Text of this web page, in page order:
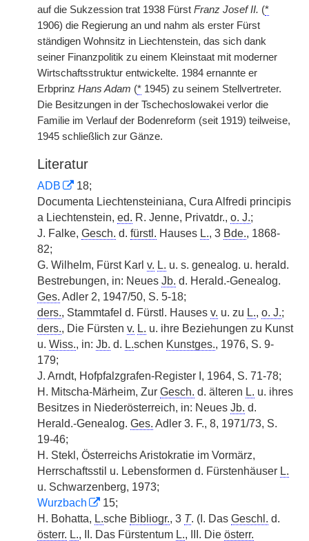
auf die Sukzession trat 1938 Fürst Franz Josef II. (*
1906) die Regierung an und nahm als erster Fürst
ständigen Wohnsitz in Liechtenstein, das sich dank
seiner Finanzpolitik zu einem Kleinstaat mit moderner
Wirtschaftsstruktur entwickelte. 1984 ernannte er
Erbprinz Hans Adam (* 1945) zu seinem Stellvertreter.
Die Besitzungen in der Tschechoslowakei verlor die
Familie im Verlauf der Bodenreform (seit 1919) teilweise,
1945 schließlich zur Gänze.
Literatur
ADB
18;
Documenta Liechtensteiniana, Cura Alfredi principis
a Liechtenstein, ed. R. Jenne, Privatdr., o. J.;
J. Falke, Gesch. d. fürstl. Hauses L., 3 Bde., 1868-
82;
G. Wilhelm, Fürst Karl v. L. u. s. genealog. u. herald.
Bestrebungen, in: Neues Jb. d. Herald.-Genealog.
Ges. Adler 2, 1947/50, S. 5-18;
ders., Stammtafel d. Fürstl. Hauses v. u. zu L., o. J.;
ders., Die Fürsten v. L. u. ihre Beziehungen zu Kunst
u. Wiss., in: Jb. d. L.schen Kunstges., 1976, S. 9-
179;
J. Arndt, Hofpfalzgrafen-Register I, 1964, S. 71-78;
H. Mitscha-Märheim, Zur Gesch. d. älteren L. u. ihres
Besitzes in Niederösterreich, in: Neues Jb. d.
Herald.-Genealog. Ges. Adler 3. F., 8, 1971/73, S.
19-46;
H. Stekl, Österreichs Aristokratie im Vormärz,
Herrschaftsstil u. Lebensformen d. Fürstenhäuser L.
u. Schwarzenberg, 1973;
Wurzbach
15;
H. Bohatta, L.sche Bibliogr., 3 T. (I. Das Geschl. d.
österr. L., II. Das Fürstentum L., III. Die österr.